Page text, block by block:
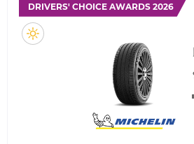
DRIVERS' CHOICE AWARDS 2026